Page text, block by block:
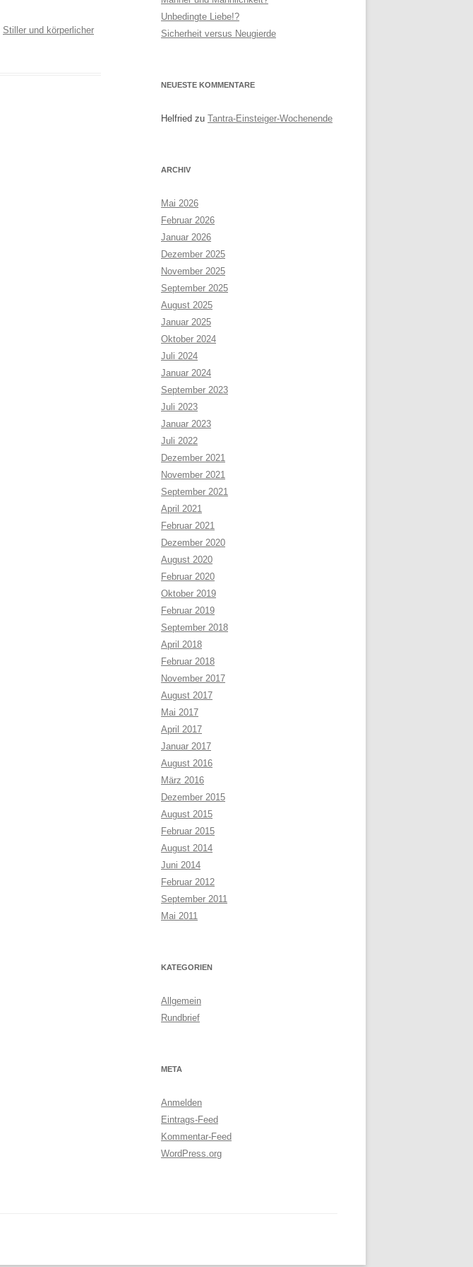
TANTRAMASSAGE LERNEN SITEMAP
Stiller und körperlicher
Unbedingte Liebe!?
Sicherheit versus Neugierde
NEUESTE KOMMENTARE
Helfried zu Tantra-Einsteiger-Wochenende
ARCHIV
Mai 2026
Februar 2026
Januar 2026
Dezember 2025
November 2025
September 2025
August 2025
Januar 2025
Oktober 2024
Juli 2024
Januar 2024
September 2023
Juli 2023
Januar 2023
Juli 2022
Dezember 2021
November 2021
September 2021
April 2021
Februar 2021
Dezember 2020
August 2020
Februar 2020
Oktober 2019
Februar 2019
September 2018
April 2018
Februar 2018
November 2017
August 2017
Mai 2017
April 2017
Januar 2017
August 2016
März 2016
Dezember 2015
August 2015
Februar 2015
August 2014
Juni 2014
Februar 2012
September 2011
Mai 2011
KATEGORIEN
Allgemein
Rundbrief
META
Anmelden
Eintrags-Feed
Kommentar-Feed
WordPress.org